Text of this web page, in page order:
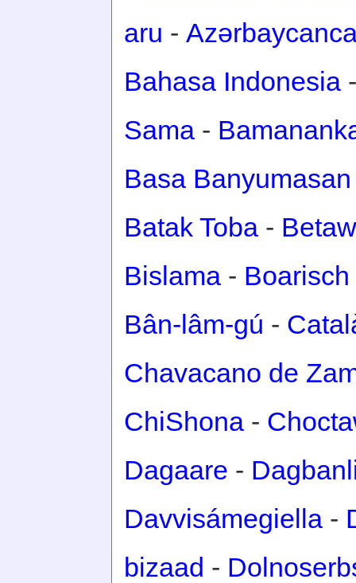
aru -
Bahasa Indonesia
Sama -
Basa Banyumasan
Batak Toba -
Bislama - Boarisch
Bân-lâm-gú -
Chavacano de
ChiShona -
Dagaare -
Davvisámegiella -
bizaad -